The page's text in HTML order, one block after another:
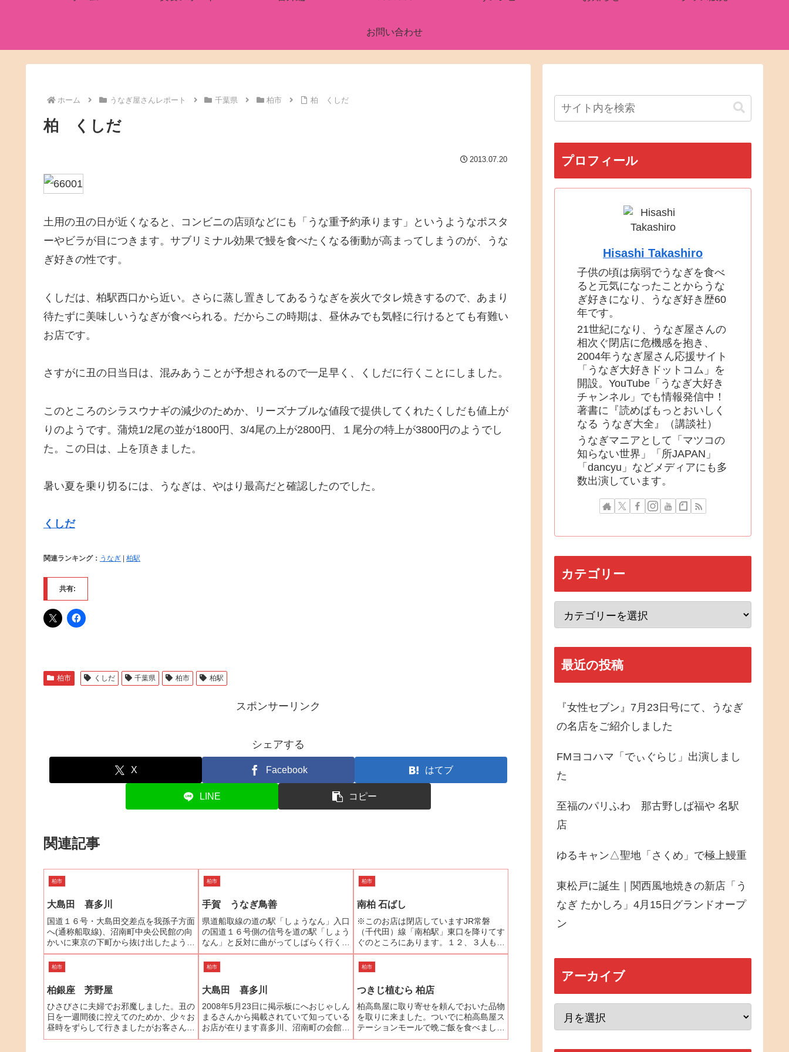
お問い合わせ
ホーム うなぎ屋さんレポート 千葉県 柏市 柏 くしだ
柏 くしだ
2013.07.20
土用の丑の日が近くなると、コンビニの店頭などにも「うな重予約承ります」というようなポスタ
ーやビラが目につきます。サブリミナル効果で鰻を食べたくなる衝動が高まってしまうのが、うな
ぎ好きの性です。
くしだは、柏駅西口から近い。さらに蒸し置きしてあるうなぎを炭火でタレ焼きするので、あまり
待たずに美味しいうなぎが食べられる。だからこの時期は、昼休みでも気軽に行けるとても有難い
お店です。
さすがに丑の日当日は、混みあうことが予想されるので一足早く、くしだに行くことにしました。
このところのシラスウナギの減少のためか、リーズナブルな値段で提供してくれたくしだも値上が
りのようです。蒲焼1/2尾の並が1800円、3/4尾の上が2800円、１尾分の特上が3800円のようでし
た。この日は、上を頂きました。
暑い夏を乗り切るには、うなぎは、やはり最高だと確認したのでした。
くしだ
関連ランキング： うなぎ | 柏駅
共有:
柏市 くしだ 千葉県 柏市 柏駅
スポンサーリンク
シェアする
X Facebook はてブ
LINE コピー
関連記事
柏市
大島田 喜多川
国道１６号・大島田交差点を我孫子方面
へ(通称船取線)、沼南町中央公民館の向
かいに東京の下町から抜け出したような
店構えのお店が｢喜多川｣である。紀州備
長炭でじっくり、丁寧に焼き上げられた
うなぎはふっくら、香ばしく、柔らかさ
と歯ごたえを両方楽し...
柏市
手賀 うなぎ鳥善
県道船取線の道の駅「しょうなん」入口
の国道１６号側の信号を道の駅「しょう
なん」と反対に曲がってしばらく行く
と、右側に錦鯉の看板のある「石井養魚
場」、その先を注意していると「鳥善」
の看板があり、右折します。そのあと看
板を見落とさなければ、多分...
柏市
南柏 石ばし
※このお店は閉店していますJR常磐
（千代田）線「南柏駅」東口を降りてす
ぐのところにあります。１２、３人も入
ればいっぱいになってしまうこじんまり
とした店内はいかにもうなぎ屋さん色に
染まっていて、地元の老舗の雰囲気。ご
主人によると、今年（２００...
柏市
柏銀座 芳野屋
ひさびさに夫婦でお邪魔しました。丑の
日を一週間後に控えてのためか、少々お
昼時をずらして行きましたがお客さんは
たくさん(^.^) あわてずにゆっくり待ち
柏市
大島田 喜多川
2008年5月23日に掲示板にへおじゃしん
まるさんから掲載されていて知っている
お店が在ります喜多川、沼南町の会館の
前。最初は通りがけに入ったのですが、
柏市
つきじ植むら 柏店
柏高島屋に取り寄せを頼んでおいた品物
を取りに来ました。ついでに柏高島屋ス
テーションモールで晩ご飯を食べましょ
う。何を食べようと思案していたら「つ
プロフィール
Hisashi Takashiro
子供の頃は病弱でうなぎを食べ
ると元気になったことからうな
ぎ好きになり、うなぎ好き歴60
年です。
21世紀になり、うなぎ屋さんの
相次ぐ閉店に危機感を抱き、
2004年うなぎ屋さん応援サイト
「うなぎ大好きドットコム」を
開設。YouTube「うなぎ大好き
チャンネル」でも情報発信中！
著書に『読めばもっとおいしく
なる うなぎ大全』（講談社）
うなぎマニアとして「マツコの
知らない世界」「所JAPAN」
「dancyu」などメディアにも多
数出演しています。
カテゴリー
最近の投稿
『女性セブン』7月23日号にて、うなぎ
の名店をご紹介しました
FMヨコハマ「でぃぐらじ」出演しまし
た
至福のパリふわ 那古野しば福や 名駅
店
ゆるキャン△聖地「さくめ」で極上鰻重
東松戸に誕生｜関西風地焼きの新店「う
なぎ たかしろ」4月15日グランドオープ
ン
アーカイブ